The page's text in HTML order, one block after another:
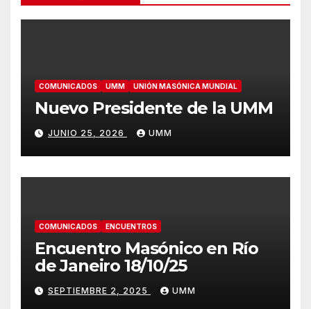
COMUNICADOS UMM UNIÓN MASÓNICA MUNDIAL
Nuevo Presidente de la UMM
JUNIO 25, 2026 UMM
COMUNICADOS ENCUENTROS
Encuentro Masónico en Río
de Janeiro 18/10/25
SEPTIEMBRE 2, 2025 UMM